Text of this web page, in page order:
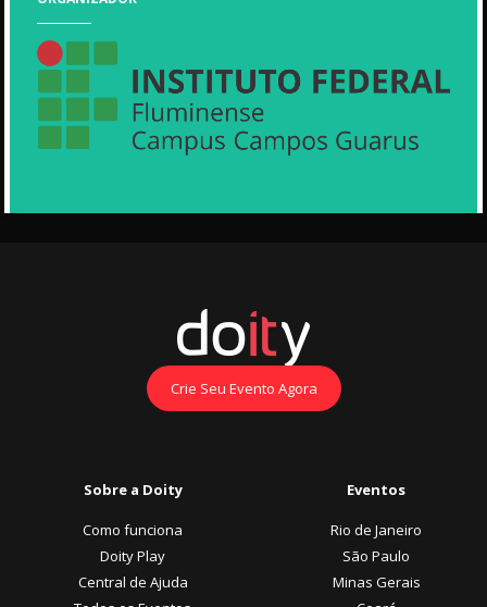
Crie Seu Evento Agora
Sobre a Doity
Como funciona
Doity Play
Central de Ajuda
Eventos
Rio de Janeiro
São Paulo
Minas Gerais